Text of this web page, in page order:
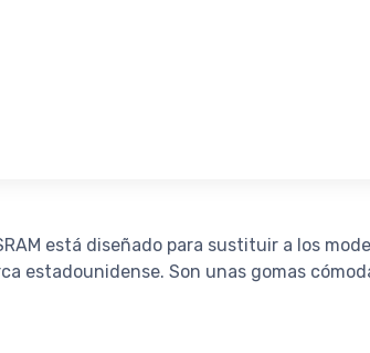
está diseñado para sustituir a los
estadounidense. Son unas gomas